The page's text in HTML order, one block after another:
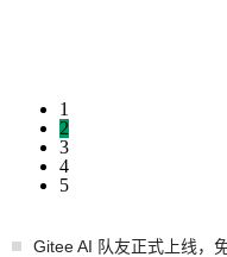
1
2
3
4
5
Gitee AI 队友正式上线，